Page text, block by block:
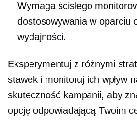
Wymaga ścisłego
dostosowywania w oparciu
wydajności.
Eksperymentuj z różnymi
stawek i monitoruj ich wpływ
skuteczność kampanii, aby
opcję odpowiadającą Twoim